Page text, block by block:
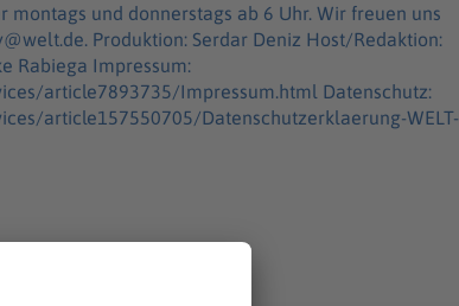
und donnerstags ab 6 Uhr. Wir freuen uns
Host/Redaktion:
Impressum:
article7893735/Impressum.html Datenschutz:
article157550705/Datenschutzerklaerung-WELT-